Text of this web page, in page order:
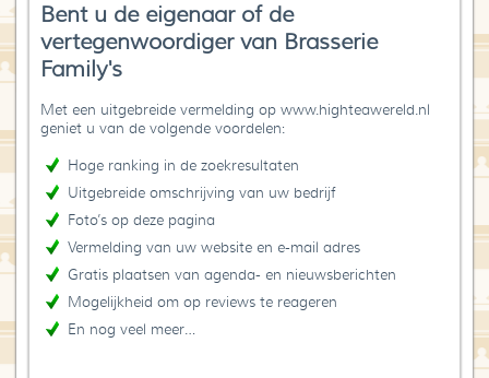
Bent u de eigenaar of de
vertegenwoordiger van Brasserie
Family's
Met een uitgebreide vermelding op www.highteawereld.nl
geniet u van de volgende voordelen:
Hoge ranking in de zoekresultaten
Uitgebreide omschrijving van uw bedrijf
Foto’s op deze pagina
Vermelding van uw website en e-mail adres
Gratis plaatsen van agenda- en nieuwsberichten
Mogelijkheid om op reviews te reageren
En nog veel meer…